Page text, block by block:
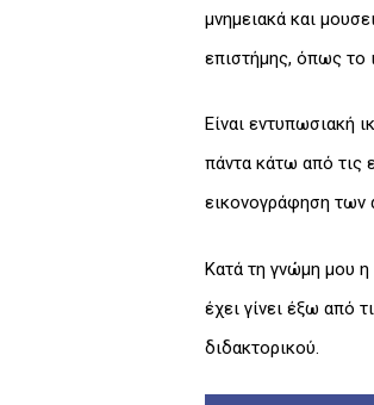
μνημειακά και
επιστήμης, όπως το
Είναι εντυπωσιακή
πάντα κάτω από τις
εικονογράφηση των
Κατά τη γνώμη μου η
έχει γίνει έξω από
διδακτορικού.